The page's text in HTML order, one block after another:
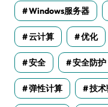
Windows服务器
云计算 优化
安全 安全防护
弹性计算 技